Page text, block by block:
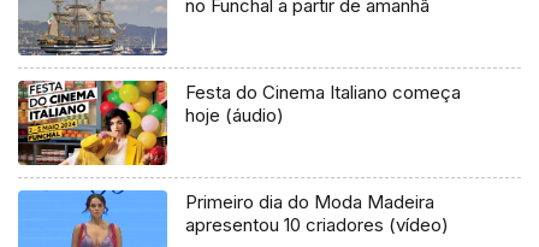
no Funchal a partir de amanhã
Festa do Cinema Italiano começa
hoje (áudio)
Primeiro dia do Moda Madeira
apresentou 10 criadores (vídeo)